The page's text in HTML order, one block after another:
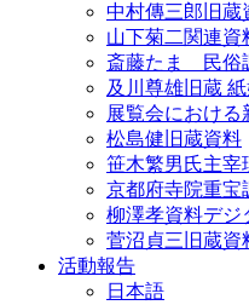
中村傳三郎旧蔵
山下菊二関連資
斎藤たま 民俗
及川尊雄旧蔵
展覧会におけ
松島健旧蔵資料
笹木繁男氏主宰
京都府寺院重宝
柳澤孝資料デジ
菅沼貞三旧蔵資
活動報告
日本語